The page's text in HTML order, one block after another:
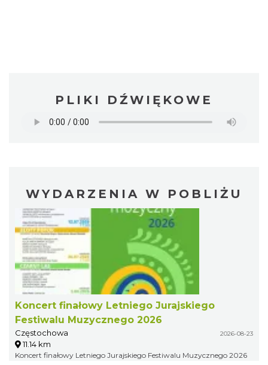
PLIKI DŹWIĘKOWE
WYDARZENIA W POBLIŻU
Koncert finałowy Letniego Jurajskiego
Festiwalu Muzycznego 2026
Częstochowa 2026-08-23
11.14 km
Koncert finałowy Letniego Jurajskiego Festiwalu Muzycznego 2026